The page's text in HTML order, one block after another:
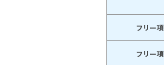
フリー
フリー